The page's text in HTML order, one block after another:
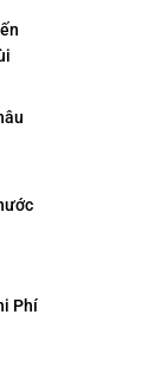
Phí